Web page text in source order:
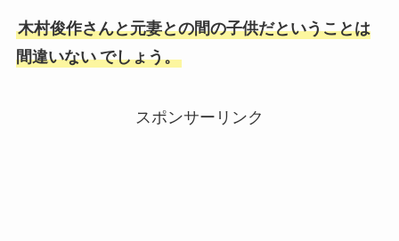
木村俊作さんと元妻との間の子供だということは
間違いない でしょう。
スポンサーリンク